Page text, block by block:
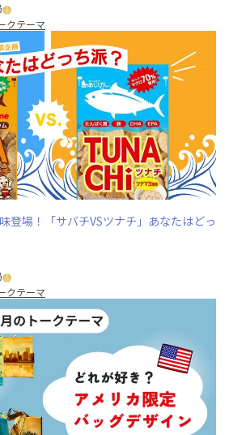
クテーマ
登場！「サバチVSツナチ」あなたはどっ
クテーマ